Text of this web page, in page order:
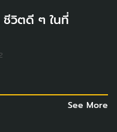
ชีวิตดี ๆ ในที่
See More